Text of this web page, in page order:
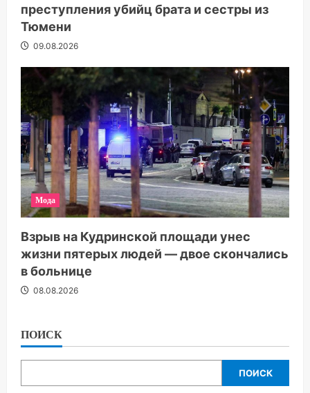
преступления убийц брата и сестры из
Тюмени
09.08.2026
Мода
Взрыв на Кудринской площади унес
жизни пятерых людей — двое скончались
в больнице
08.08.2026
ПОИСК
ПОИСК